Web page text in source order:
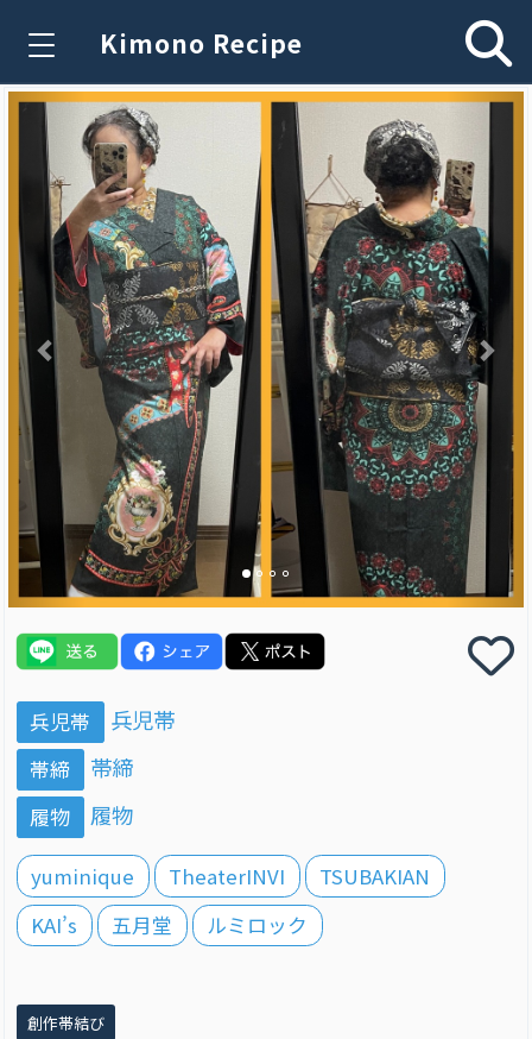
Kimono Recipe
Previous
兵児帯 兵児帯
帯締 帯締
履物 履物
yuminique TheaterINVI
TSUBAKIAN
KAI’s
五月堂 ルミロック
創作帯結び